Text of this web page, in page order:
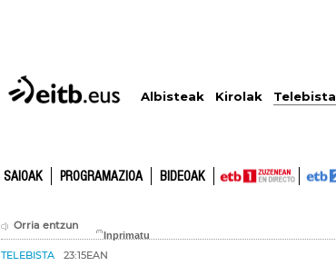
Albisteak Kirolak Telebista
SAIOAK PROGRAMAZIOA BIDEOAK
Orria entzun
TELEBISTA 23:15EAN